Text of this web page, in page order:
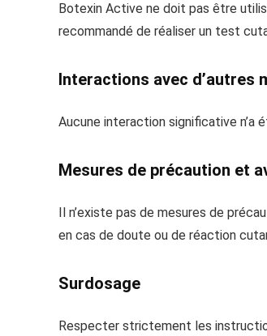
Botexin Active ne doit pas être
recommandé de réaliser un test
Interactions avec d’autres
Aucune interaction significative n’a
Mesures de précaution et
Il n’existe pas de mesures de
en cas de doute ou de réaction
Surdosage
Respecter strictement les